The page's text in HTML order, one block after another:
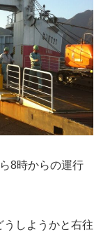
8時からの運行
うしようかと右往